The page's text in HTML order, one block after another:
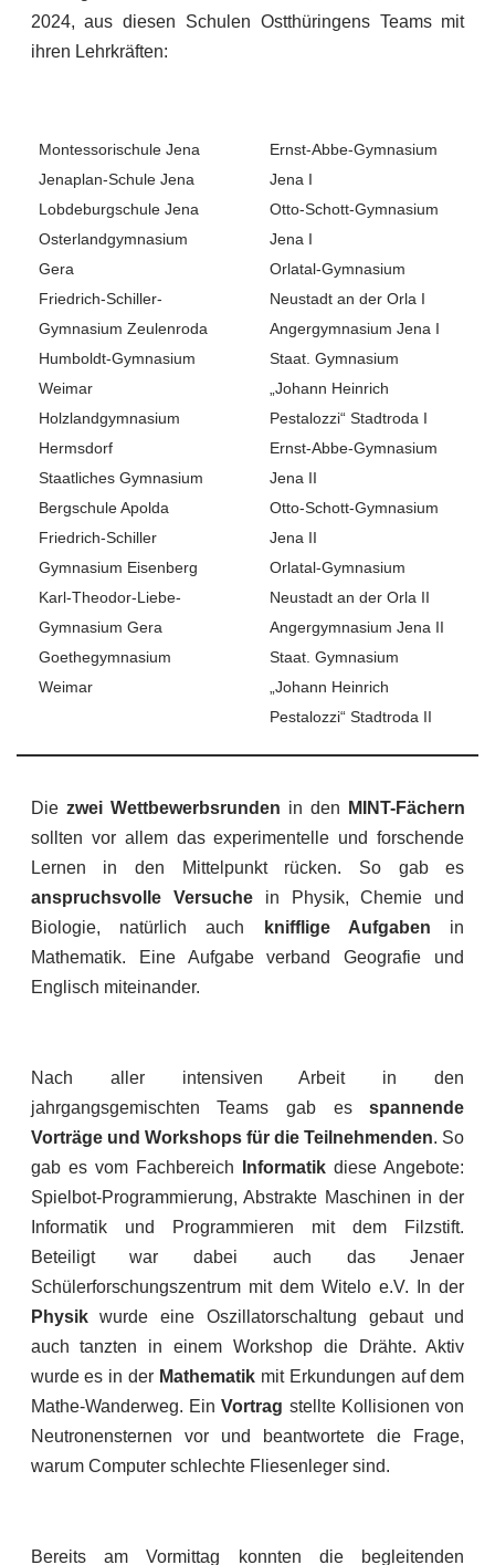
2024, aus diesen Schulen Ostthüringens Teams mit
ihren Lehrkräften:
Montessorischule Jena
Jenaplan-Schule Jena
Lobdeburgschule Jena
Osterlandgymnasium
Gera
Friedrich-Schiller-
Gymnasium Zeulenroda
Humboldt-Gymnasium
Weimar
Holzlandgymnasium
Hermsdorf
Staatliches Gymnasium
Bergschule Apolda
Friedrich-Schiller
Gymnasium Eisenberg
Karl-Theodor-Liebe-
Gymnasium Gera
Goethegymnasium
Weimar
Ernst-Abbe-Gymnasium
Jena I
Otto-Schott-Gymnasium
Jena I
Orlatal-Gymnasium
Neustadt an der Orla I
Angergymnasium Jena I
Staat. Gymnasium
„Johann Heinrich
Pestalozzi“ Stadtroda I
Ernst-Abbe-Gymnasium
Jena II
Otto-Schott-Gymnasium
Jena II
Orlatal-Gymnasium
Neustadt an der Orla II
Angergymnasium Jena II
Staat. Gymnasium
„Johann Heinrich
Pestalozzi“ Stadtroda II
Die zwei Wettbewerbsrunden in den
MINT-Fächern
sollten vor allem das experimentelle und forschende
Lernen in den Mittelpunkt rücken. So gab es
anspruchsvolle Versuchein Physik, Chemie und
Biologie, natürlich auch
knifflige Aufgaben in
Mathematik. Eine Aufgabe verband Geografie und
Englisch miteinander.
Nach aller intensiven Arbeit in den
jahrgangsgemischten Teams gab esspannende
Vorträge und Workshops für die Teilnehmenden. So
gab es vom Fachbereich
Informatik diese Angebote:
Spielbot-Programmierung, Abstrakte Maschinen in der
Informatik und Programmieren mit dem Filzstift.
Beteiligt war dabei auch das Jenaer
Schülerforschungszentrum mit dem Witelo e.V. In der
Physikwurde eine Oszillatorschaltung gebaut und
auch tanzten in einem Workshop die Drähte. Aktiv
wurde es in der Mathematik mit Erkundungen auf dem
Mathe-Wanderweg. EinVortrag stellte Kollisionen von
Neutronensternen vor und beantwortete die Frage,
warum Computer schlechte Fliesenleger sind.
Bereits am Vormittag konnten die begleitenden